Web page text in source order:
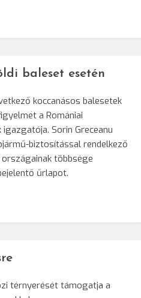
baleset esetén
koccanásos balesetek
a Romániai
Sorin Greceanu
biztosítással rendelkező
többsége
űrlapot.
térnyerését támogatja a